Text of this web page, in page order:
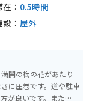
開の梅の花があたり
に圧巻です。道や駐車
が良いです。また、道
： 0.5時間
： 屋外